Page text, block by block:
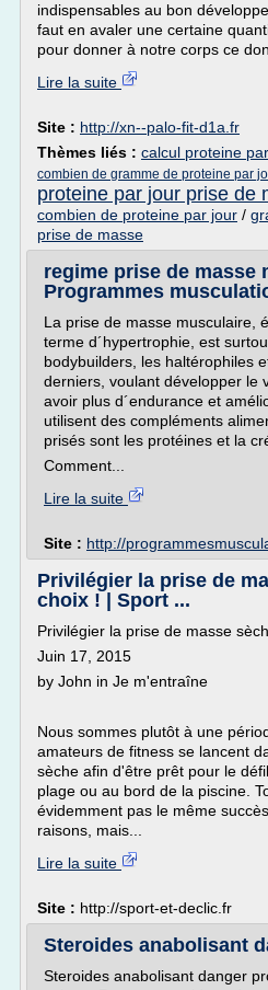
indispensables au bon
faut en avaler une certaine
pour donner à notre corps ce
Lire la suite
Site : http://xn--palo-fit-d1a.fr
Thèmes liés : calcul proteine
combien de gramme de proteine par
proteine par jour prise de
combien de proteine par jour /
prise de masse
regime prise de masse
Programmes
La prise de masse musculaire,
terme d´hypertrophie, est
bodybuilders, les haltérophiles
derniers, voulant développer le
avoir plus d´endurance et
utilisent des compléments
prisés sont les protéines et la
Comment...
Lire la suite
Site : http://
Privilégier la prise de
choix ! | Sport ...
Privilégier la prise de masse
Juin 17, 2015
by John in Je m'entraîne
Nous sommes plutôt à une
amateurs de fitness se lancent
sèche afin d'être prêt pour le
plage ou au bord de la piscine.
évidemment pas le même
raisons, mais...
Lire la suite
Site : http://sport-et-declic.fr
Steroides anabolisant
Steroides anabolisant danger